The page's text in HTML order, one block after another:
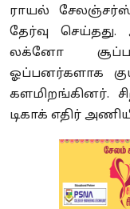
ராயல்
தேர்வு
லக்னோ
ஓப்பனர்களாக
களமிறங்கினர்.
டிகாக் எதிர்